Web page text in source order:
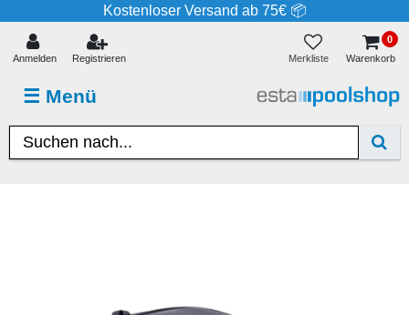
Kostenloser Versand ab 75€ 📦
☰ Menü
Anmelden Registrieren Merkliste
0
Warenkorb